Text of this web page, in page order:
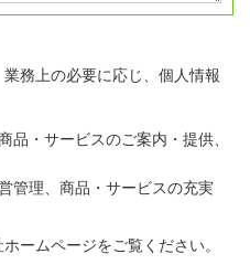
務上の必要に応じ、個人情報
品・サービスのご案内・提供、
管理、商品・サービスの充実
ームページをご覧ください。